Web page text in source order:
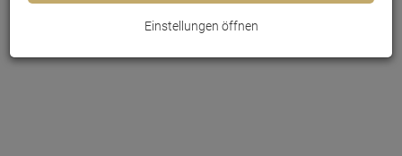
Einstellungen öffnen